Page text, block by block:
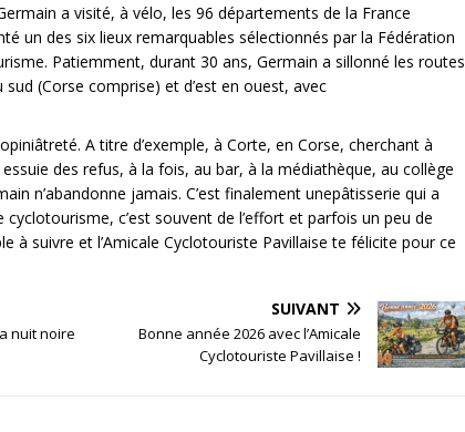
a visité, à vélo, les 96 départements de la France
un des six lieux remarquables sélectionnés par la Fédération
Patiemment, durant 30 ans, Germain a sillonné les routes
(Corse comprise) et d’est en ouest, avec
A titre d’exemple, à Corte, en Corse, cherchant à
des refus, à la fois, au bar, à la médiathèque, au collège
n’abandonne jamais. C’est finalement unepâtisserie qui a
c’est souvent de l’effort et parfois un peu de
à suivre et l’Amicale Cyclotouriste Pavillaise te félicite pour ce
nuit noire
SUIVANT
Bonne année 2026 avec l’Amicale
Cyclotouriste Pavillaise !